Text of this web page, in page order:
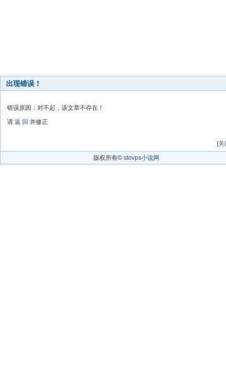
出现错误！
错误原因：对不起，该文章不存在！
请 返 回 并修正
[关
版权所有© stovps小说网